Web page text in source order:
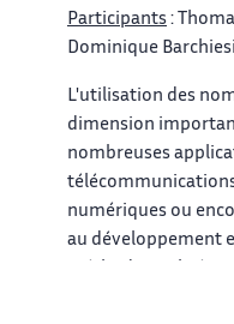
Participants :
Dominique
L'utilisation des
dimension
nombreuses
numériques ou
au développement